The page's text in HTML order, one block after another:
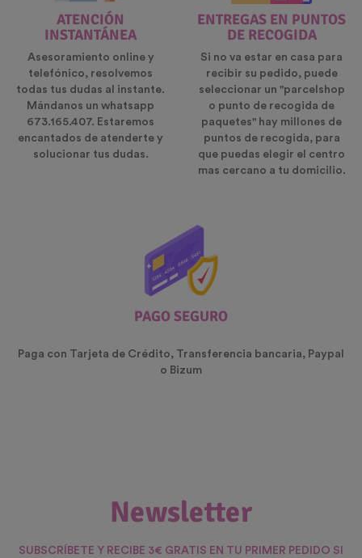
ATENCIÓN
INSTANTÁNEA
Asesoramiento online y
telefónico, resolvemos
todas tus dudas al instante.
Mándanos un whatsapp
673.165.407. Estaremos
encantados de atenderte y
solucionar tus dudas.
ENTREGAS EN PUNTOS
DE RECOGIDA
Si no va estar en casa para
recibir su pedido, puede
seleccionar un "parcelshop
o punto de recogida de
paquetes" hay millones de
puntos de recogida, para
que puedas elegir el centro
mas cercano a tu domicilio.
PAGO SEGURO
Paga con Tarjeta de Crédito, Transferencia bancaria, Paypal
o Bizum
Newsletter
SUBSCRÍBETE Y RECIBE 3€ GRATIS EN TU PRIMER PEDIDO SI